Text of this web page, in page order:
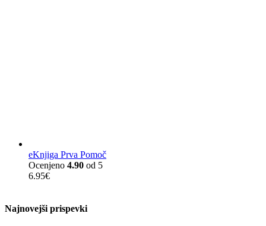
eKnjiga Prva Pomoč
Ocenjeno 4.90 od 5
6.95€
Najnovejši prispevki